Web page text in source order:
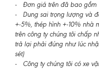
- Đơn giá trên đã bao gồm
- Dung sai trọng lượng và
+-5%, thép hình +-10% nhà
trên công ty chúng tôi chấp
trả lại phải đúng như lúc
sét)
- Công ty chúng tôi có xe